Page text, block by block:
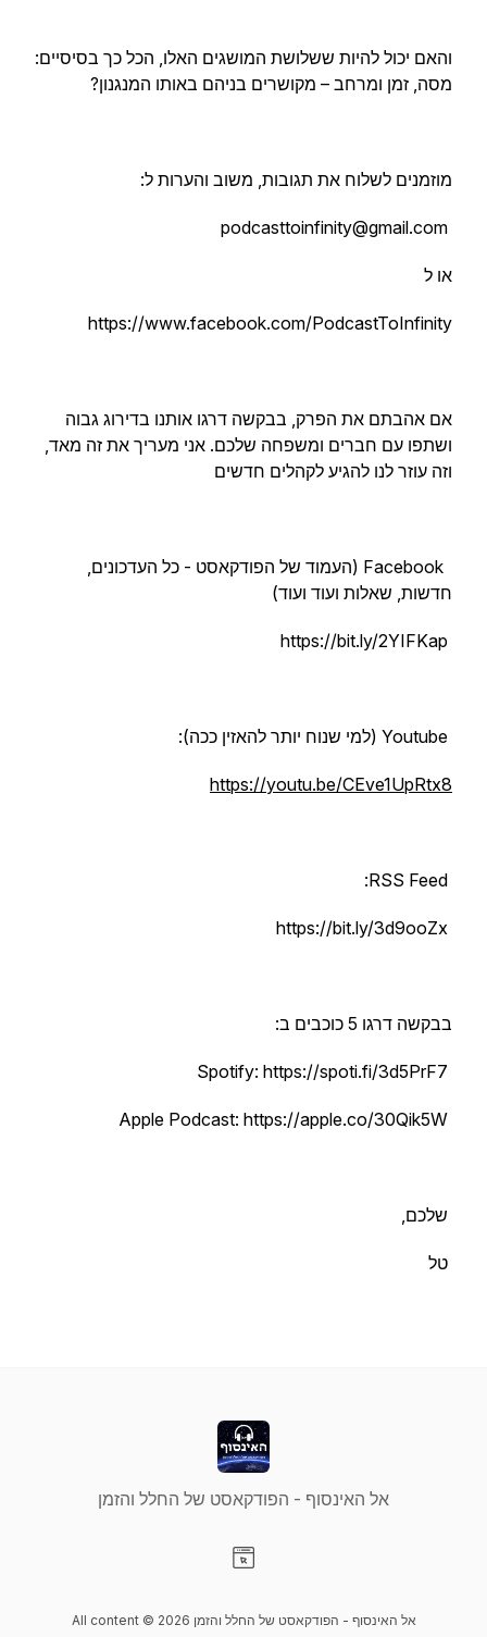
והאם יכול להיות ששלושת המושגים האלו, הכל כך בסיסיים:
מסה, זמן ומרחב – מקושרים בניהם באותו המנגנון?
מוזמנים לשלוח את תגובות, משוב והערות ל:
או ל
https://www.facebook.com/PodcastToInfinity
אם אהבתם את הפרק, בבקשה דרגו אותנו בדירוג גבוה
ושתפו עם חברים ומשפחה שלכם. אני מעריך את זה מאד,
וזה עוזר לנו להגיע לקהלים חדשים
Facebook (העמוד של הפודקאסט - כל העדכונים,
חדשות, שאלות ועוד ועוד)
https://youtu.be/CEve1UpRtx8
בבקשה דרגו 5 כוכבים ב:
שלכם,
טל
אל האינסוף - הפודקאסט של החלל והזמן
All content © 2026 אל האינסוף - הפודקאסט של החלל והזמן